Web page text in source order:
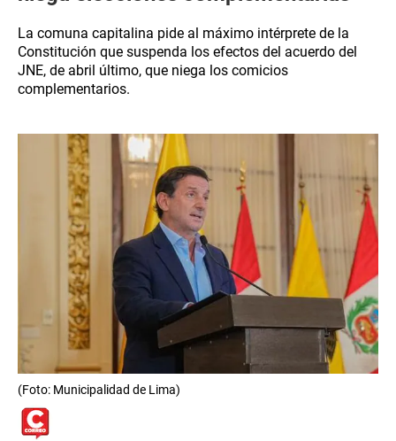
La comuna capitalina pide al máximo intérprete de la
Constitución que suspenda los efectos del acuerdo del
JNE, de abril último, que niega los comicios
complementarios.
(Foto: Municipalidad de Lima)